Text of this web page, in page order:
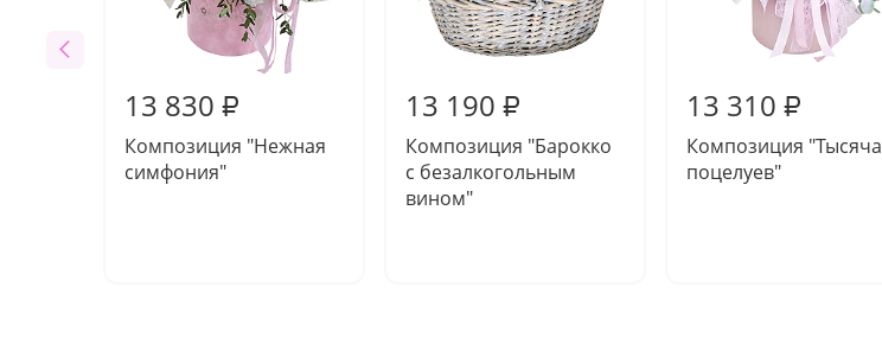
13 830 ₽
Композиция "Нежная
симфония"
13 190 ₽
Композиция "Барокко
с безалкогольным
вином"
13 310 ₽
Композиция "Тысяча
поцелуев"